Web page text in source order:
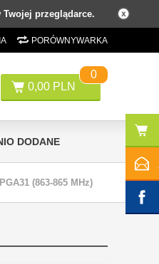
przeglądarce.
PORÓWNYWARKA
0,00 PLN
0
DODANE
(863-865 MHz)